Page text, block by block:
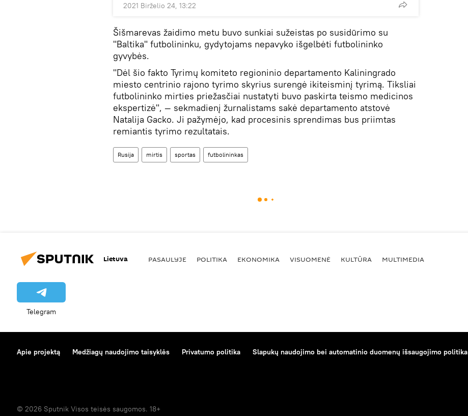
2021 Birželio 24, 13:22
Šišmarevas žaidimo metu buvo sunkiai sužeistas po susidūrimo su
"Baltika" futbolininku, gydytojams nepavyko išgelbėti futbolininko
gyvybės.
"Dėl šio fakto Tyrimų komiteto regioninio departamento Kaliningrado
miesto centrinio rajono tyrimo skyrius surengė ikiteisminį tyrimą. Tiksliai
futbolininko mirties priežasčiai nustatyti buvo paskirta teismo medicinos
ekspertizė", — sekmadienį žurnalistams sakė departamento atstovė
Natalija Gacko. Ji pažymėjo, kad procesinis sprendimas bus priimtas
remiantis tyrimo rezultatais.
Rusija mirtis sportas futbolininkas
Lietuva PASAULYJE POLITIKA EKONOMIKA VISUOMENĖ KULTŪRA MULTIMEDIA
Telegram
Apie projektą Medžiagų naudojimo taisyklės Privatumo politika Slapukų naudojimo bei automatinio duomenų išsaugojimo politika
© 2026 Sputnik Visos teisės saugomos. 18+